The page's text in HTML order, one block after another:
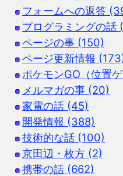
フォームへの返答
プログラミングの話
ページの事 (150)
ページ更新情報
ポケモンGO（位置
メルマガの事 (20)
家電の話 (45)
開発情報 (388)
技術的な話 (100)
京田辺・枚方 (2)
携帯の話 (662)